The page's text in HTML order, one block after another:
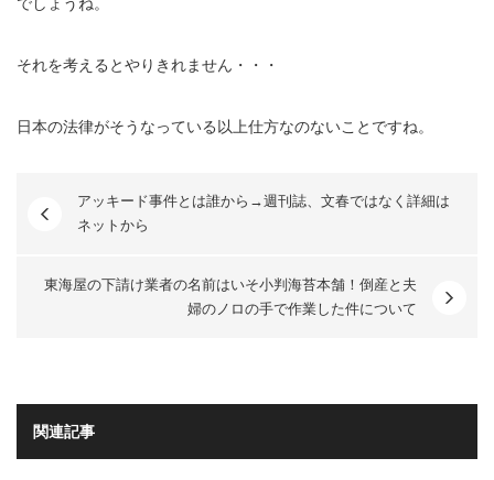
でしょうね。
それを考えるとやりきれません・・・
日本の法律がそうなっている以上仕方なのないことですね。
アッキード事件とは誰から→週刊誌、文春ではなく詳細は
ネットから
東海屋の下請け業者の名前はいそ小判海苔本舗！倒産と夫
婦のノロの手で作業した件について
関連記事